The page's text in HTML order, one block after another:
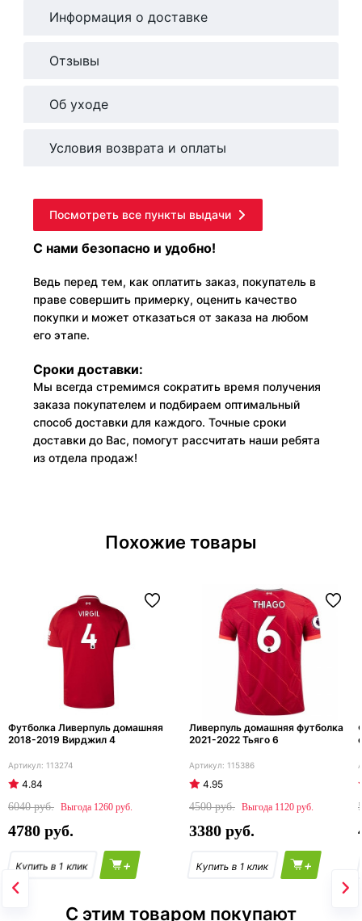
Информация о доставке
Отзывы
Об уходе
Условия возврата и оплаты
Посмотреть все пункты выдачи
С нами безопасно и удобно!
Ведь перед тем, как оплатить заказ, покупатель в
праве совершить примерку, оценить качество
покупки и может отказаться от заказа на любом
его этапе.
Сроки доставки:
Мы всегда стремимся сократить время получения
заказа покупателем и подбираем оптимальный
способ доставки для каждого. Точные сроки
доставки до Вас, помогут рассчитать наши ребята
из отдела продаж!
Похожие товары
Футболка Ливерпуль домашняя
2018-2019 Вирджил 4
113274
4.84
6040
1260
4780
+
Ливерпуль домашняя футболка
2021-2022 Тьяго 6
115386
4.95
4500
1120
3380
+
С этим товаром покупают